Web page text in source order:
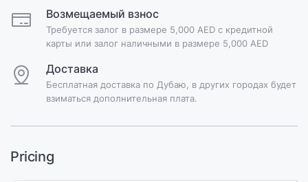
Возмещаемый взнос
Требуется залог в размере 5,000 AED с кредитной
карты или залог наличными в размере 5,000 AED
Доставка
Бесплатная доставка по Дубаю, в других городах будет
взиматься дополнительная плата.
Pricing